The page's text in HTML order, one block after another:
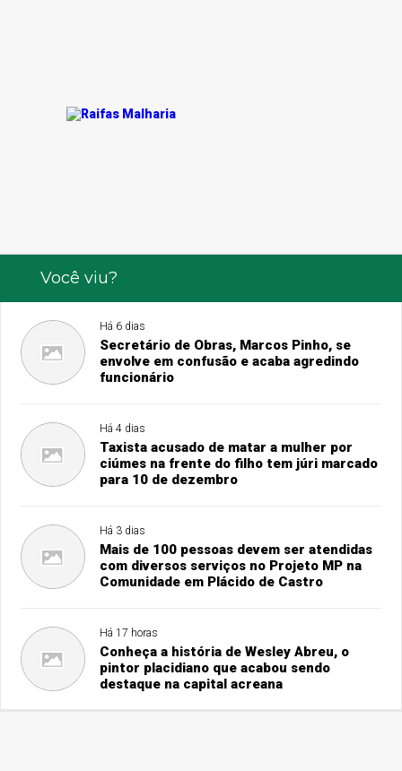
Você viu?
Há 6 dias
Secretário de Obras, Marcos Pinho, se
envolve em confusão e acaba agredindo
funcionário
Há 4 dias
Taxista acusado de matar a mulher por
ciúmes na frente do filho tem júri marcado
para 10 de dezembro
Há 3 dias
Mais de 100 pessoas devem ser atendidas
com diversos serviços no Projeto MP na
Comunidade em Plácido de Castro
Há 17 horas
Conheça a história de Wesley Abreu, o
pintor placidiano que acabou sendo
destaque na capital acreana